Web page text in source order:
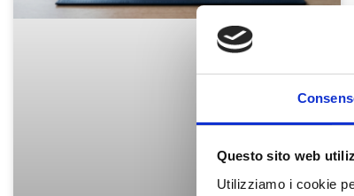
Questo sito web
Utilizziamo i cookie